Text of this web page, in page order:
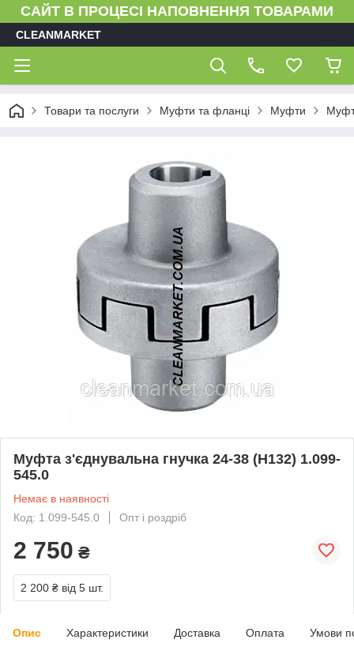
САЙТ В ПРОЦЕСІ НАПОВНЕННЯ ТОВАРАМИ
CLEANMARKET
Товари та послуги Муфти та фланці Муфти
Муфта з'єднувальна гнучка 24-38 (H132) 1.099-
545.0
Немає в наявності
Код: 1.099-545.0
Опт і роздріб
2 750 ₴
2 200 ₴ від 5 шт.
Опис Характеристики Доставка Оплата Умови